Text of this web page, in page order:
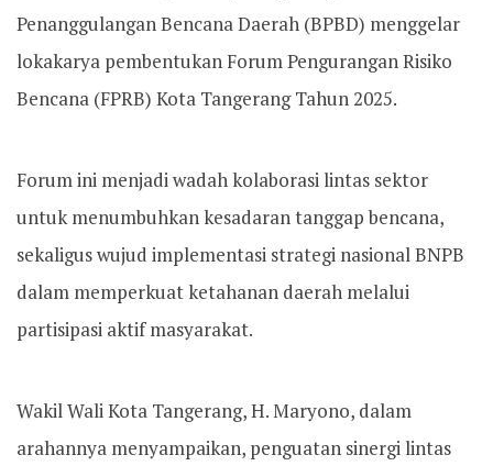
Penanggulangan Bencana Daerah (BPBD) menggelar
lokakarya pembentukan Forum Pengurangan Risiko
Bencana (FPRB) Kota Tangerang Tahun 2025.
Forum ini menjadi wadah kolaborasi lintas sektor
untuk menumbuhkan kesadaran tanggap bencana,
sekaligus wujud implementasi strategi nasional BNPB
dalam memperkuat ketahanan daerah melalui
partisipasi aktif masyarakat.
Wakil Wali Kota Tangerang, H. Maryono, dalam
arahannya menyampaikan, penguatan sinergi lintas